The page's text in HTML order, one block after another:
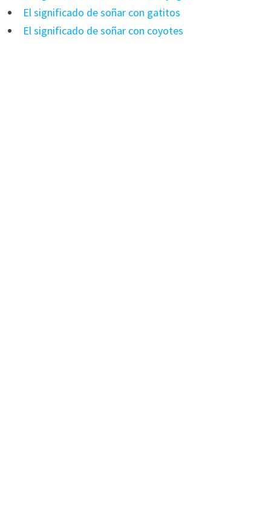
El significado de soñar con gatitos
El significado de soñar con coyotes